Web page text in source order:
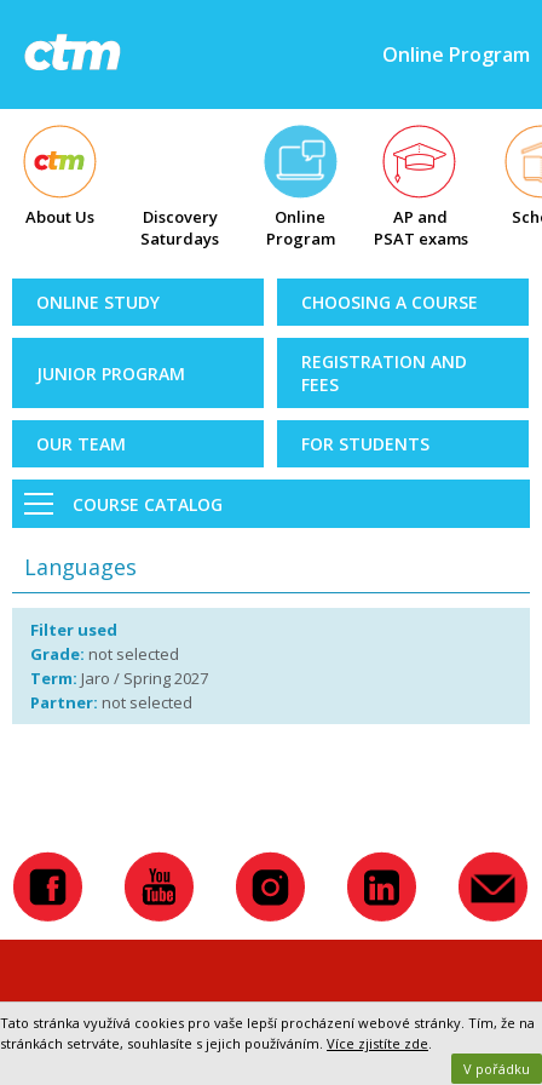
Online Program
About Us
Discovery
Saturdays
Online
Program
AP and
PSAT exams
ONLINE STUDY CHOOSING A COURSE
JUNIOR PROGRAM
REGISTRATION AND
FEES
OUR TEAM FOR STUDENTS
COURSE CATALOG
Languages
Filter used
Grade: not selected
Term: Jaro / Spring 2027
Partner: not selected
Přepnout na klasickou verzi webu
Tato stránka využívá cookies pro vaše lepší procházení webové stránky. Tím, že na
stránkách setrváte, souhlasíte s jejich používáním. Více zjistíte zde.
V pořádku